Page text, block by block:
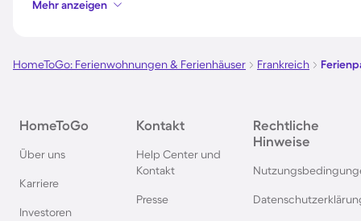
Ferienparks in der
Ferienparks in Spanien
Mehr anzeigen
HomeToGo: Ferienwohnungen & Ferienhäuser Frankreich
HomeToGo
Über uns
Karriere
Investoren
Kontakt
Help Center und
Kontakt
Presse
Rechtliche
Hinweise